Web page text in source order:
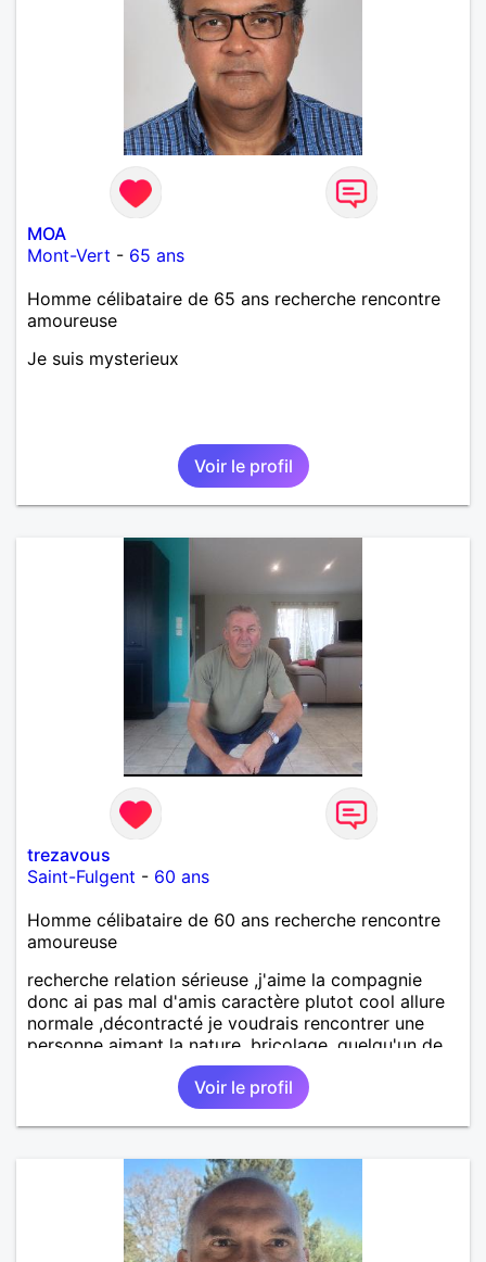
MOA
Mont-Vert - 65 ans
Homme célibataire de 65 ans recherche rencontre
amoureuse
Je suis mysterieux
Voir le profil
trezavous
Saint-Fulgent - 60 ans
Homme célibataire de 60 ans recherche rencontre
amoureuse
recherche relation sérieuse ,j'aime la compagnie
donc ai pas mal d'amis caractère plutot cool allure
normale ,décontracté je voudrais rencontrer une
personne aimant la nature ,bricolage ,quelqu'un de
simple et naturel à vos claviers mesdames
Voir le profil